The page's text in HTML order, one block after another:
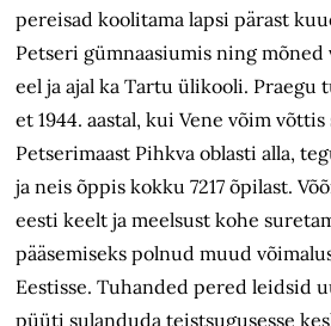
pereisad koolitama lapsi pärast
Petseri gümnaasiumis ning mõned
eel ja ajal ka Tartu ülikooli. Praegu
et 1944. aastal, kui Vene võim võttis
Petserimaast Pihkva oblasti alla,
ja neis õppis kokku 7217 õpilast.
eesti keelt ja meelsust kohe
pääsemiseks polnud muud
Eestisse. Tuhanded pered leidsid
püüti sulanduda teistsugusesse